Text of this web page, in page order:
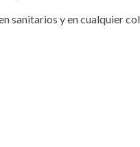
sanitarios y en cualquier